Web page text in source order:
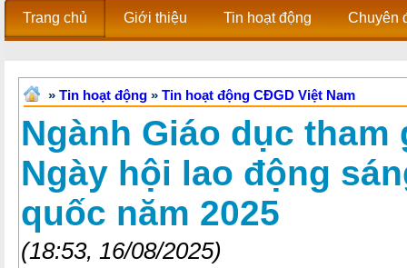
Trang chủ Giới thiệu Tin hoạt động Chuyên
» Tin hoạt động » Tin hoạt động CĐGD Việt Nam
Ngành Giáo dục tham
Ngày hội lao động
quốc năm 2025
(18:53, 16/08/2025)